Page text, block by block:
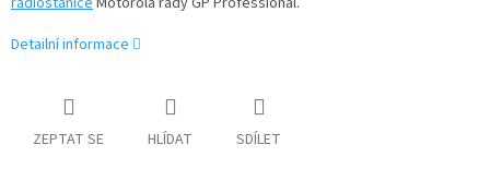
Detailní informace
ZEPTAT SE HLÍDAT SDÍLET